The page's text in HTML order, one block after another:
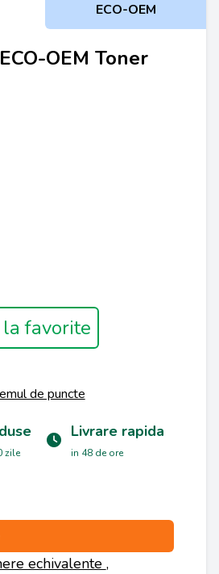
ECO-OEM
OEM Toner
favorite
de puncte
zile
Livrare rapida
in 48 de ore
echivalente ,